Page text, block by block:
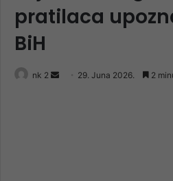
pratilaca
BiH
nk 2
Send 29. Juna 2026. 2